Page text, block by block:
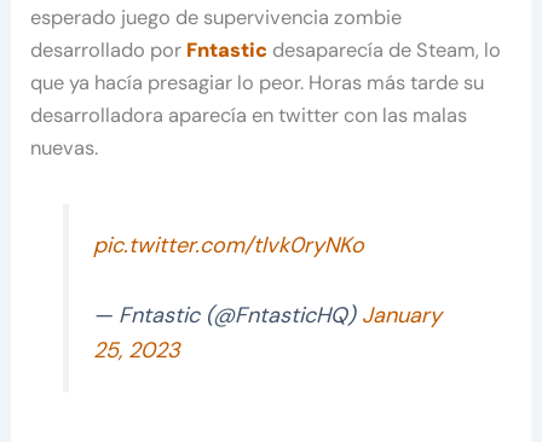
esperado juego de supervivencia zombie
desarrollado por Fntastic desaparecía de Steam, lo
que ya hacía presagiar lo peor. Horas más tarde su
desarrolladora aparecía en twitter con las malas
nuevas.
pic.twitter.com/tlvk0ryNKo
— Fntastic (@FntasticHQ) January
25, 2023